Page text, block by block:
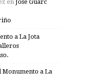
en José Guarc
a La Jota
Monumento a La